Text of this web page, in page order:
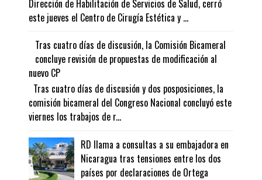
Dirección de Habilitación de Servicios de Salud, cerró
este jueves el Centro de Cirugía Estética y ...
Tras cuatro días de discusión, la Comisión Bicameral
concluye revisión de propuestas de modificación al
nuevo CP
Tras cuatro días de discusión y dos posposiciones, la
comisión bicameral del Congreso Nacional concluyó este
viernes los trabajos de r...
RD llama a consultas a su embajadora en
Nicaragua tras tensiones entre los dos
países por declaraciones de Ortega